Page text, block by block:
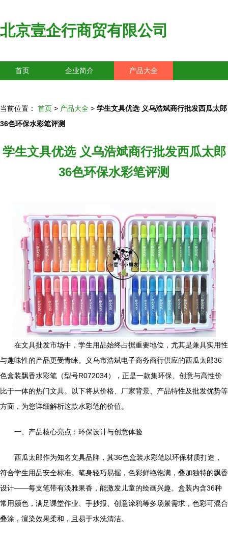
北京壹企行商贸有限公司
首页 企业简介 产品大全
当前位置： 首页 > 产品大全 > 学生文具优选 义乌浩斌商行批发西瓜太郎
36色环保水彩笔评测
学生文具优选 义乌浩斌商行批发西瓜太郎
36色环保水彩笔评测
在文具批发市场中，学生用品始终占据重要地位，尤其是兼具实用性
与趣味性的产品更受青睐。义乌市浩斌电子商务商行供应的西瓜太郎36
色盒装飘香水彩笔（型号R072034），正是一款集环保、创意与高性价
比于一体的热门文具。以下将从价格、厂家背景、产品特性及批发优势等
方面，为您详细解析这款水彩笔的价值。
一、产品核心亮点：环保设计与创意体验
西瓜太郎作为知名文具品牌，其36色盒装水彩笔以环保材质打造，
符合学生用品安全标准。笔身轻巧易握，色彩鲜艳饱满，叠加独特的飘香
设计——每支笔带有淡雅果香，能激发儿童的绘画兴趣。盒装内含36种
常用颜色，满足课堂作业、手抄报、创意涂鸦等多场景需求，色彩可混合
叠涂，渲染效果柔和，且易于水洗清洁。